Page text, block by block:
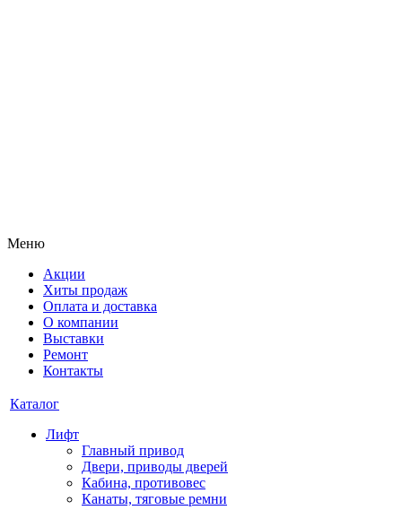
Меню
Акции
Хиты продаж
Оплата и доставка
О компании
Выставки
Ремонт
Контакты
Каталог
Лифт
Главный привод
Двери, приводы дверей
Кабина, противовес
Канаты, тяговые ремни